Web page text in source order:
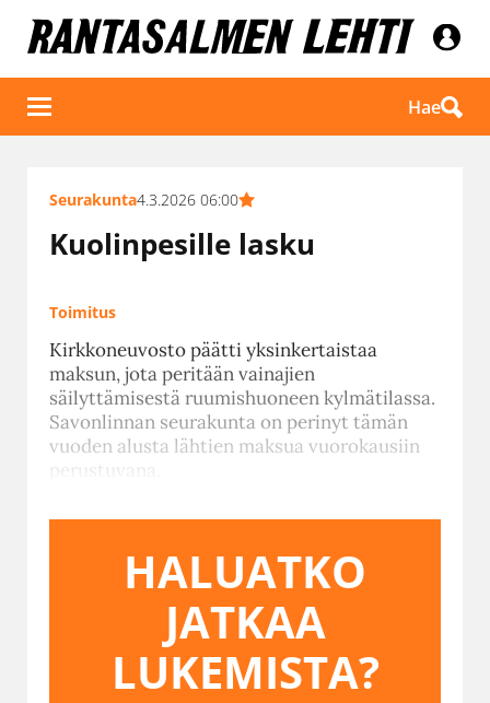
Hae
Seurakunta4.3.2026 06:00
Kuolinpesille lasku
Toimitus
Kirkkoneuvosto päätti yksinkertaistaa
maksun, jota peritään vainajien
säilyttämisestä ruumishuoneen kylmätilassa.
Savonlinnan seurakunta on perinyt tämän
vuoden alusta lähtien maksua vuorokausiin
perustuvana.
HALUATKO
JATKAA
LUKEMISTA?